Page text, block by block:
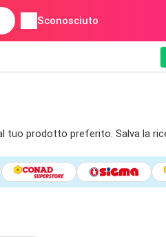
Sconosciuto
prodotto preferito. Salva la